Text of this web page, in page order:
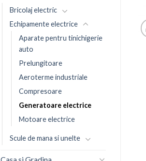
Bricolaj electric
Echipamente electrice
Aparate pentru tinichigerie
auto
Prelungitoare
Aeroterme industriale
Compresoare
Generatoare electrice
Motoare electrice
Scule de mana si unelte
Casa si Gradina